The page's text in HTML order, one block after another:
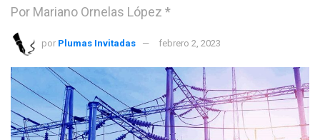
Por Mariano Ornelas López *
por Plumas Invitadas febrero 2, 2023